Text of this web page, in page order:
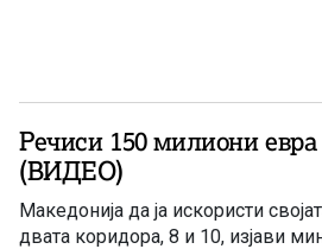
Речиси 150 милиони
(ВИДЕО)
Македонија да ја искористи
двата коридора, 8 и 10, изјави